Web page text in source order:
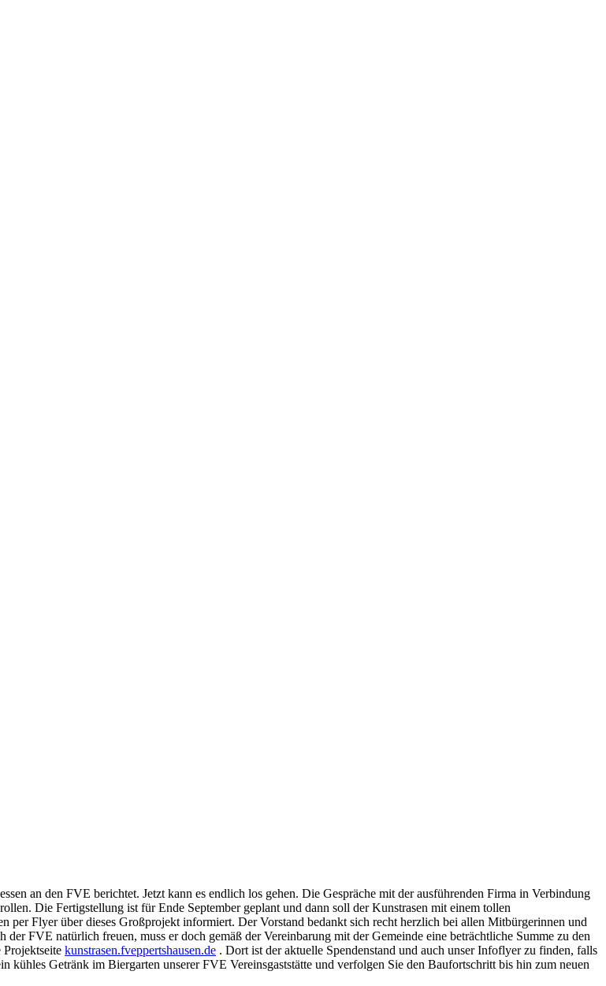
an den FVE berichtet. Jetzt kann es endlich los gehen. Die Gespräche mit der ausführenden Firma in Verbindung
Die Fertigstellung ist für Ende September geplant und dann soll der Kunstrasen mit einem tollen
per Flyer über dieses Großprojekt informiert. Der Vorstand bedankt sich recht herzlich bei allen Mitbürgerinnen und
FVE natürlich freuen, muss er doch gemäß der Vereinbarung mit der Gemeinde eine beträchtliche Summe zu den
Projektseite kunstrasen.fveppertshausen.de . Dort ist der aktuelle Spendenstand und auch unser Infoflyer zu finden, falls
Getränk im Biergarten unserer FVE Vereinsgaststätte und verfolgen Sie den Baufortschritt bis hin zum neuen